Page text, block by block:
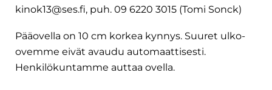
kinok13@ses.fi, puh. 09 6220 3015 (Tomi Sonck)
Pääovella on 10 cm korkea kynnys. Suuret ulko-
ovemme eivät avaudu automaattisesti.
Henkilökuntamme auttaa ovella.